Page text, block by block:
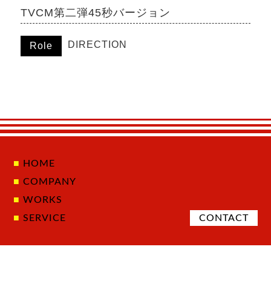
TVCM第二弾45秒バージョン
Role DIRECTION
HOME
COMPANY
WORKS
SERVICE
CONTACT